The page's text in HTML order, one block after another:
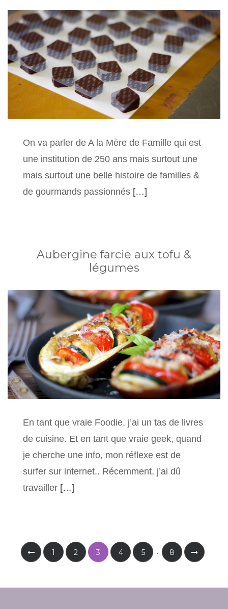
On va parler de A la Mère de Famille qui est
une institution de 250 ans mais surtout une
mais surtout une belle histoire de familles &
de gourmands passionnés […]
Aubergine farcie aux tofu &
légumes
En tant que vraie Foodie, j’ai un tas de livres
de cuisine. Et en tant que vraie geek, quand
je cherche une info, mon réflexe est de
surfer sur internet.. Récemment, j’ai dû
travailler […]
1 2 3 4 5 … 8